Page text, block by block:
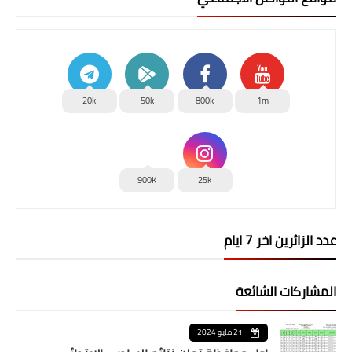
1m
800k
50k
20k
25k
900K
عدد الزائرين اخر 7 ايام
المشاركات الشائعة
21 مايو 2024